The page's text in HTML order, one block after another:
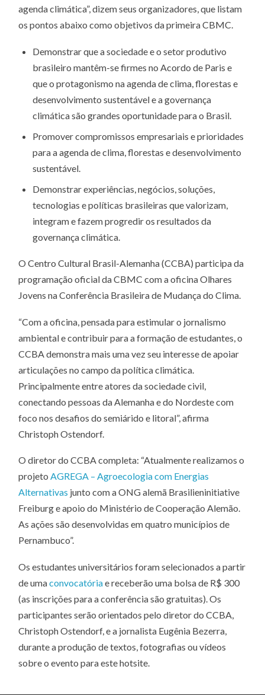
agenda climática”, dizem seus organizadores, que listam
os pontos abaixo como objetivos da primeira CBMC.
Demonstrar que a sociedade e o setor produtivo
brasileiro mantêm-se firmes no Acordo de Paris e
que o protagonismo na agenda de clima, florestas e
desenvolvimento sustentável e a governança
climática são grandes oportunidade para o Brasil.
Promover compromissos empresariais e prioridades
para a agenda de clima, florestas e desenvolvimento
sustentável.
Demonstrar experiências, negócios, soluções,
tecnologias e políticas brasileiras que valorizam,
integram e fazem progredir os resultados da
governança climática.
O Centro Cultural Brasil-Alemanha (CCBA) participa da
programação oficial da CBMC com a oficina Olhares
Jovens na Conferência Brasileira de Mudança do Clima.
“Com a oficina, pensada para estimular o jornalismo
ambiental e contribuir para a formação de estudantes, o
CCBA demonstra mais uma vez seu interesse de apoiar
articulações no campo da política climática.
Principalmente entre atores da sociedade civil,
conectando pessoas da Alemanha e do Nordeste com
foco nos desafios do semiárido e litoral”, afirma
Christoph Ostendorf.
O diretor do CCBA completa: “Atualmente realizamos o
projetoAGREGA – Agroecologia com Energias
Alternativas junto com a ONG alemã Brasilieninitiative
Freiburg e apoio do Ministério de Cooperação Alemão.
As ações são desenvolvidas em quatro municípios de
Pernambuco”.
Os estudantes universitários foram selecionados a partir
de umaconvocatóriae receberão uma bolsa de R$ 300
(as inscrições para a conferência são gratuitas). Os
participantes serão orientados pelo diretor do CCBA,
Christoph Ostendorf, e a jornalista Eugênia Bezerra,
durante a produção de textos, fotografias ou vídeos
sobre o evento para este hotsite.